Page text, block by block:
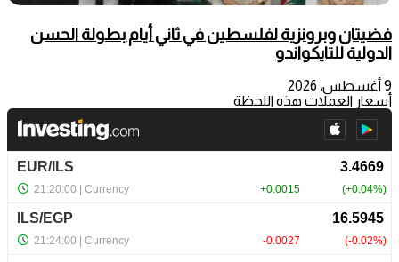
فضيتان وبرونزية لفلسطين في ثاني أيام بطولة الحسن
الدولية للتايكواندو
9 أغسطس، 2026
أسعار العملات هذه اللحظة